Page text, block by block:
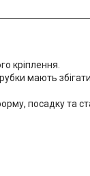
кріплення.
мають
посадку та